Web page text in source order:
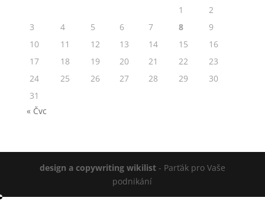
1
2
3
4 5 6 7 8
9
10
11 12 13 14 15
16
17
18 19 20 21 22
23
24
25 26 27 28 29
30
31
« Čvc
design a copywriting wikilist- Parťák pro Vaše
podnikání